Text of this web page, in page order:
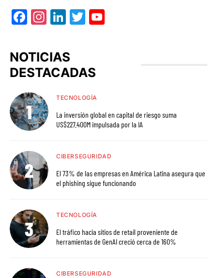
Facebook
Instagram
LinkedIn
Twitter
NOTICIAS
DESTACADAS
TECNOLOGÍA
La inversión global en capital de riesgo suma
US$227.400M impulsada por la IA
CIBERSEGURIDAD
El 73% de las empresas en América Latina asegura que
el phishing sigue funcionando
TECNOLOGÍA
El tráfico hacia sitios de retail proveniente de
herramientas de GenAI creció cerca de 160%
CIBERSEGURIDAD